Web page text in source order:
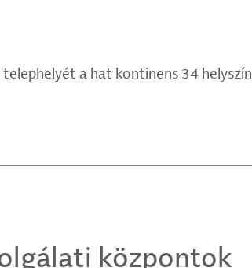
a hat kontinens 34
központok